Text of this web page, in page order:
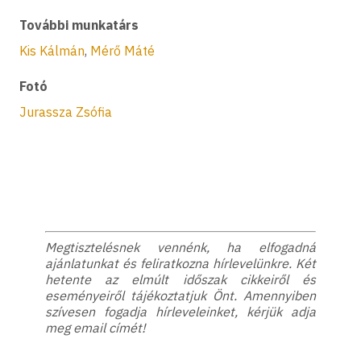
További munkatárs
Kis Kálmán, Mérő Máté
Fotó
Jurassza Zsófia
Megtisztelésnek vennénk, ha elfogadná
ajánlatunkat és feliratkozna hírlevelünkre. Két
hetente az elmúlt időszak cikkeiről és
eseményeiről tájékoztatjuk Önt. Amennyiben
szívesen fogadja hírleveleinket, kérjük adja
meg email címét!